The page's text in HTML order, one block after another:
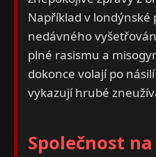
Například v londýnské
nedávného
plné rasismu a
dokonce volají po
vykazují hrubé
Společnost